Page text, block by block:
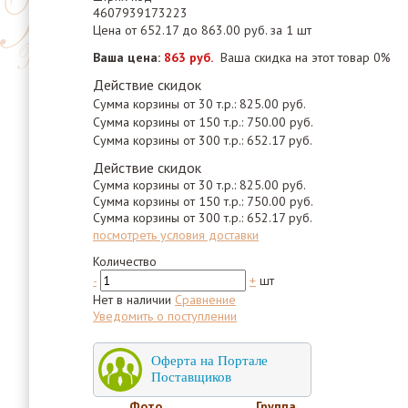
4607939173223
Цена от 652.17 до 863.00 руб. за 1 шт
Ваша цена: 863 руб. Ваша скидка на этот товар 0%
Действие скидок
Сумма корзины от 30 т.р.: 825.00 руб.
Сумма корзины от 150 т.р.: 750.00 руб.
Сумма корзины от 300 т.р.: 652.17 руб.
Действие скидок
Сумма корзины от 30 т.р.: 825.00 руб.
Сумма корзины от 150 т.р.: 750.00 руб.
Сумма корзины от 300 т.р.: 652.17 руб.
посмотреть условия доставки
Количество
-
+ шт
Нет в наличии Сравнение
Уведомить о поступлении
Оферта на Портале
Поставщиков